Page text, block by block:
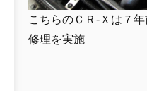
こちらのＣＲ-Ｘは７
修理を実施